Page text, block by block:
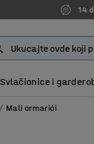
Svlačionice i
Mali ormarići